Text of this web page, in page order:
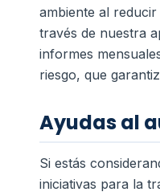
ambiente al
través de nuestra
informes
riesgo, que
Ayudas al
Si estás
iniciativas para la